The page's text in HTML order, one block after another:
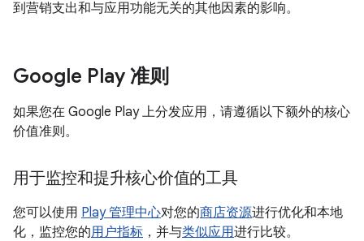
到营销支出和与应用功能无关的其他因素的影响。
Google Play 准则
如果您在 Google Play 上分发应用，请遵循以下额外的核心
价值准则。
用于监控和提升核心价值的工具
您可以使用 Play 管理中心对您的商店资源进行优化和本地
化，监控您的用户指标 ，并与类似应用进行比较。